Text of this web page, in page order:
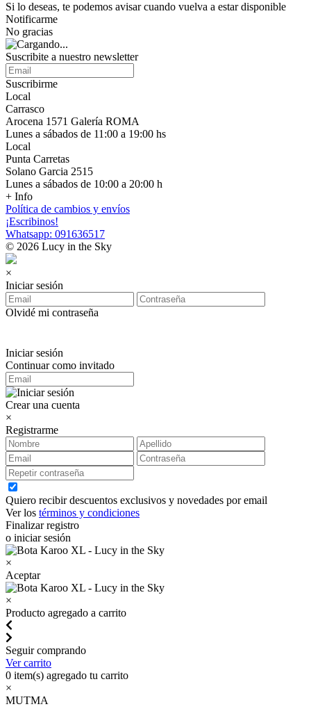
Si lo deseas, te podemos avisar cuando vuelva a estar disponible
Notificarme
No gracias
Suscribite a nuestro newsletter
Suscribirme
Local
Carrasco
Arocena 1571 Galería ROMA
Lunes a sábados de 11:00 a 19:00 hs
Local
Punta Carretas
Solano Garcia 2515
Lunes a sábados de 10:00 a 20:00 h
+ Info
Política de cambios y envíos
¡Escribinos!
Whatsapp: 091636517
© 2026 Lucy in the Sky
×
Iniciar sesión
Olvidé mi contraseña
Iniciar sesión
Continuar como invitado
Crear una cuenta
×
Registrarme
Quiero recibir descuentos exclusivos y novedades por email
Ver los términos y condiciones
Finalizar registro
o iniciar sesión
×
Aceptar
×
Producto agregado a carrito
Seguir comprando
Ver carrito
0 item(s) agregado tu carrito
×
MUTMA